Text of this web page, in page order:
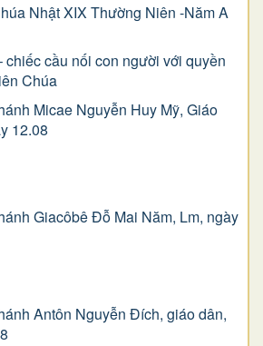
Nhật XIX Thường Niên -Năm A
cầu nối con người với quyền
Chúa
Micae Nguyễn Huy Mỹ, Giáo
12.08
Giacôbê Ðỗ Mai Năm, Lm, ngày
Antôn Nguyễn Ðích, giáo dân,